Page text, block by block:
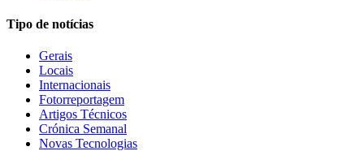
Tipo de notícias
Gerais
Locais
Internacionais
Fotorreportagem
Artigos Técnicos
Crónica Semanal
Novas Tecnologias